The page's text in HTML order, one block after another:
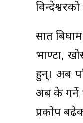
सात
भाण्टा,
हुन्। अब
अब के गर्ने
प्रकोप